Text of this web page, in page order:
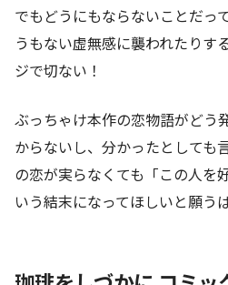
でもどうにもならないことだっ
うもない虚無感に襲われたりす
ジで切ない！
ぶっちゃけ本作の恋物語がどう
からないし、分かったとして
の恋が実らなくても「この人を
いう結末になってほしいと願う